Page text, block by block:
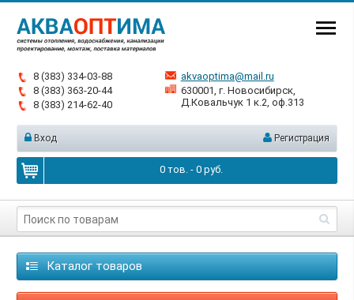
8 (383) 334-03-88
8 (383) 363-20-44
8 (383) 214-62-40
akvaoptima@mail.ru
630001, г. Новосибирск,
Д.Ковальчук 1 к.2, оф.313
Вход Регистрация
0тов. - 0руб.
Каталог товаров